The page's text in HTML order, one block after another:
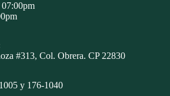
07:00pm
#313, Col. Obrera. CP 22830
y 176-1040